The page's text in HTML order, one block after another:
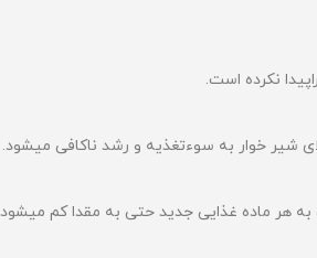
نکرده است.
شیر خوار به سوءتغذیه و رشد ناکافی میشود.
هر ماده غذایی جدید حتی به مقدا کم میشود